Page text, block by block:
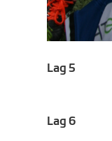
Lag 5
Lag 6